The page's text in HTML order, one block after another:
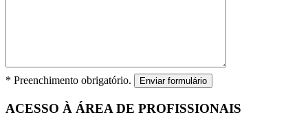
* Preenchimento obrigatório. Enviar formulário
ACESSO À ÁREA DE PROFISSIONAIS